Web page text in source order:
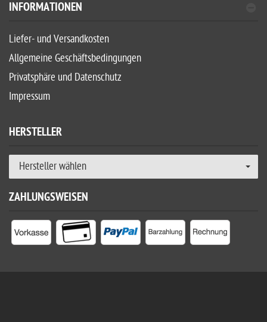
INFORMATIONEN
Liefer- und Versandkosten
Allgemeine Geschäftsbedingungen
Privatsphäre und Datenschutz
Impressum
HERSTELLER
Hersteller wählen
ZAHLUNGSWEISEN